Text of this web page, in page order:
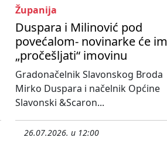
Županija
Duspara i Milinović pod
povećalom- novinarke će im
„pročešljati“ imovinu
Gradonačelnik Slavonskog Broda
Mirko Duspara i načelnik Općine
Slavonski &Scaron...
26.07.2026. u 12:00